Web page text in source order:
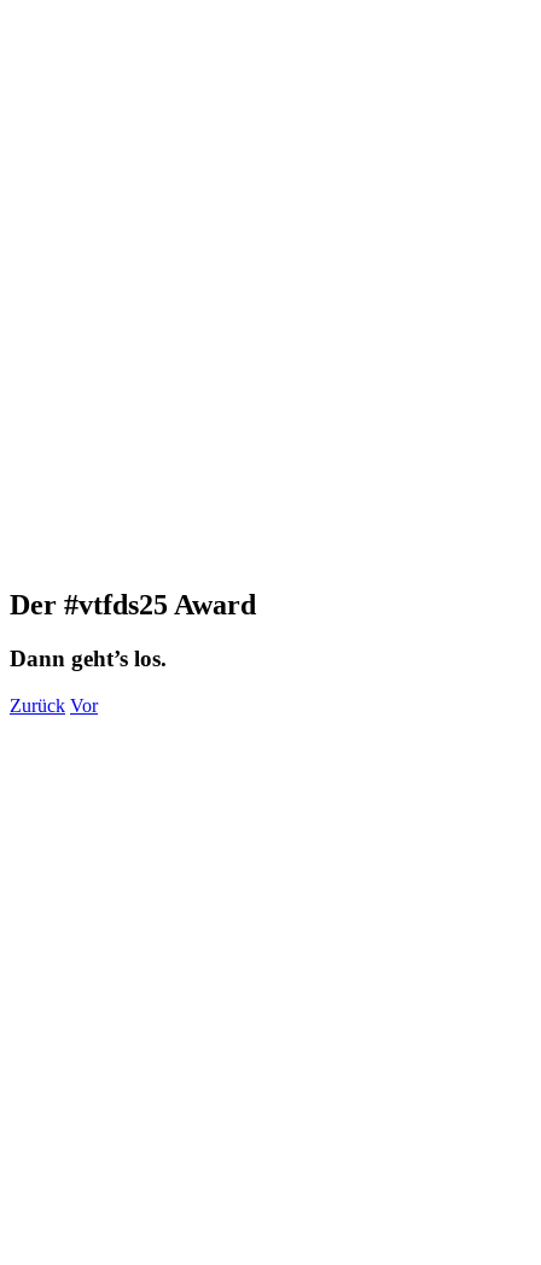
Der #vtfds25 Award
Dann geht’s los.
Zurück Vor